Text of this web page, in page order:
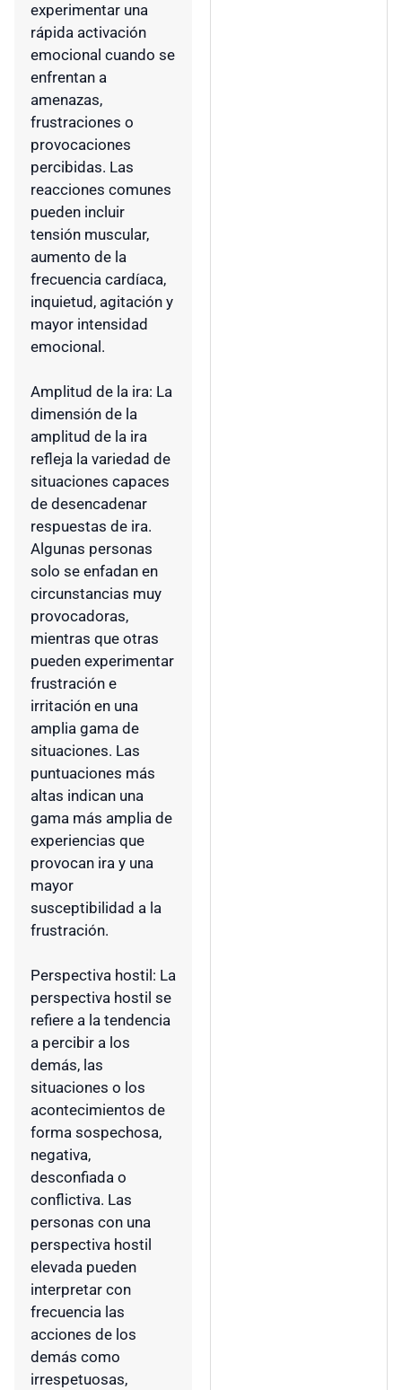
experimentar una
rápida activación
emocional cuando se
enfrentan a
amenazas,
frustraciones o
provocaciones
percibidas. Las
reacciones comunes
pueden incluir
tensión muscular,
aumento de la
frecuencia cardíaca,
inquietud, agitación y
mayor intensidad
emocional.
Amplitud de la ira: La
dimensión de la
amplitud de la ira
refleja la variedad de
situaciones capaces
de desencadenar
respuestas de ira.
Algunas personas
solo se enfadan en
circunstancias muy
provocadoras,
mientras que otras
pueden experimentar
frustración e
irritación en una
amplia gama de
situaciones. Las
puntuaciones más
altas indican una
gama más amplia de
experiencias que
provocan ira y una
mayor
susceptibilidad a la
frustración.
Perspectiva hostil: La
perspectiva hostil se
refiere a la tendencia
a percibir a los
demás, las
situaciones o los
acontecimientos de
forma sospechosa,
negativa,
desconfiada o
conflictiva. Las
personas con una
perspectiva hostil
elevada pueden
interpretar con
frecuencia las
acciones de los
demás como
irrespetuosas,